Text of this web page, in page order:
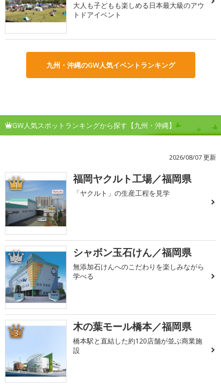
大人も子どもも楽しめる日本最大級のアウ
トドアイベント
九州・沖縄のGW人気イベントランキング
GW人気スポットランキングから探す【九州・沖縄】
2026/08/07 更新
1 福岡ヤクルト工場／福岡県
「ヤクルト」の生産工程を見学
2 シャボン玉石けん／福岡県
無添加石けんへのこだわりを楽しみながら
学べる
3 木の葉モール橋本／福岡県
橋本駅と直結した約120店舗が並ぶ商業施
設